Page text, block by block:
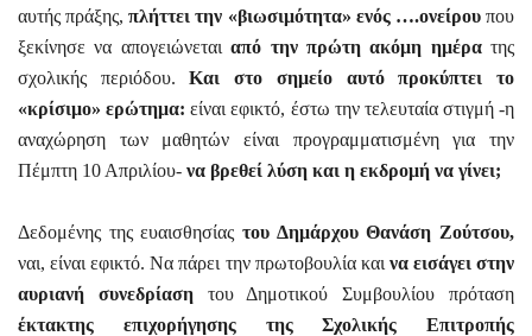
αυτής πράξης,πλήττει την «βιωσιμότητα» ενός ….ονείρουπου
ξεκίνησε να απογειώνεταιαπό την πρώτη ακόμη ημέρατης
σχολικής περιόδου.Και στο σημείο αυτό προκύπτει το
«κρίσιμο» ερώτημα: είναι εφικτό, έστω την τελευταία στιγμή -η
αναχώρηση των μαθητών είναι προγραμματισμένη για την
Πέμπτη 10 Απριλίου- να βρεθεί λύση και η εκδρομή να γίνει;
Δεδομένης της ευαισθησίας του Δημάρχου Θανάση Ζούτσου,
ναι, είναι εφικτό. Να πάρει την πρωτοβουλία και να εισάγει στην
αυριανή συνεδρίασητου Δημοτικού Συμβουλίου πρόταση
έκτακτης επιχορήγησης της Σχολικής Επιτροπής